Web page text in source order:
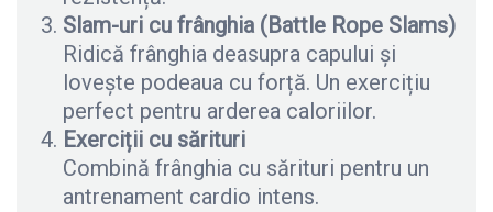
Slam-uri cu frânghia (Battle Rope Slams)
Ridică frânghia deasupra capului și
lovește podeaua cu forță. Un exercițiu
perfect pentru arderea caloriilor.
Exerciții cu sărituri
Combină frânghia cu sărituri pentru un
antrenament cardio intens.